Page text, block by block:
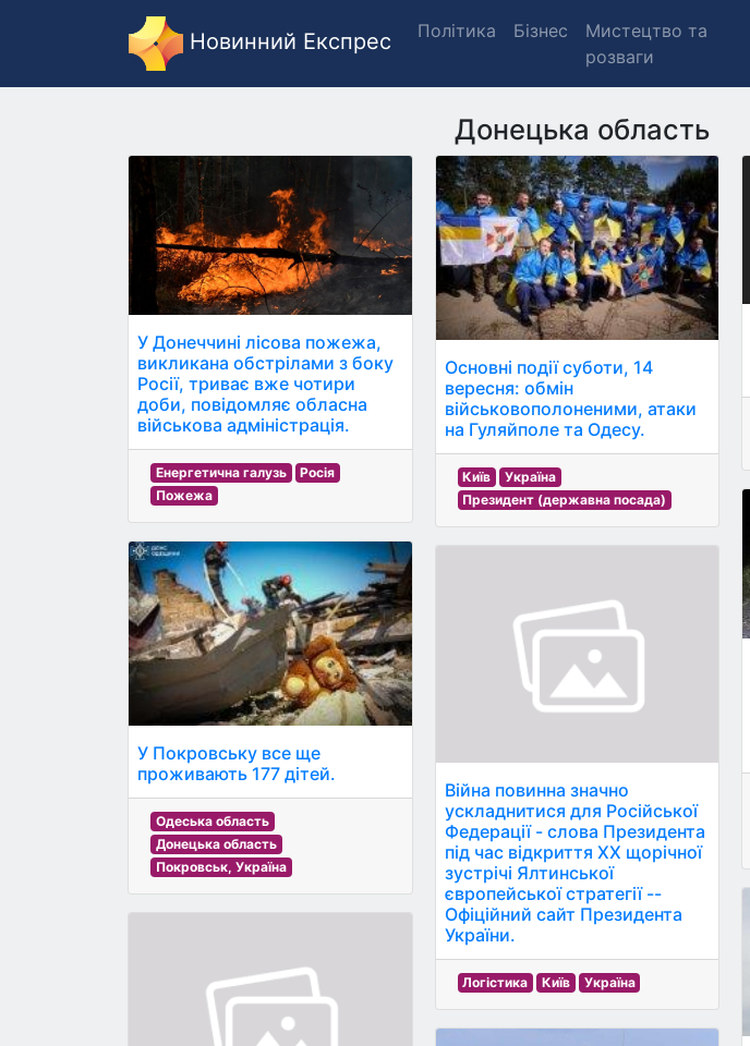
Новинний Експрес Політика Бізнес
Мистецтво та
розваги
Донецька область
У Донеччині лісова пожежа,
викликана обстрілами з боку
Росії, триває вже чотири
доби, повідомляє обласна
військова адміністрація.
Енергетична галузь
Росія
Пожежа
У Покровську все ще
проживають 177 дітей.
Одеська область
Донецька область
Покровськ, Україна
Основні події суботи, 14
вересня: обмін
військовополоненими, атаки
на Гуляйполе та Одесу.
Київ
Україна
Президент (державна посада)
Війна повинна значно
ускладнитися для Російської
Федерації - слова Президента
під час відкриття ХХ щорічної
зустрічі Ялтинської
європейської стратегії --
Офіційний сайт Президента
України.
Логістика Київ Україна